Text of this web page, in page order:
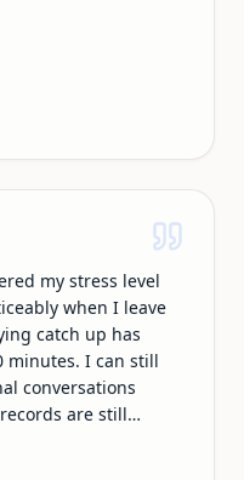
Vetrec, and I
about
This allows
The team is also
I speak Turkish,
well, so being able
in our native
feel more
my stress level
when I leave
catch up has
minutes. I can still
conversations
are still
typing my phone